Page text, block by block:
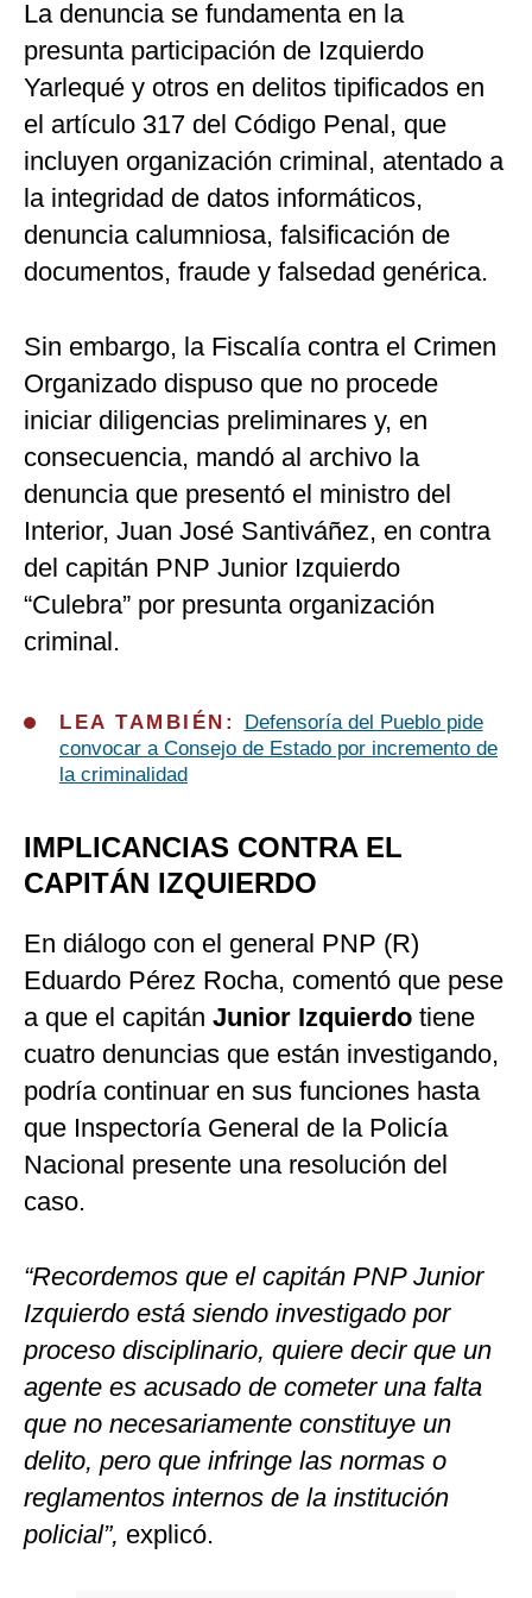
La denuncia se fundamenta en la
presunta participación de Izquierdo
Yarlequé y otros en delitos tipificados en
el artículo 317 del Código Penal, que
incluyen organización criminal, atentado a
la integridad de datos informáticos,
denuncia calumniosa, falsificación de
documentos, fraude y falsedad genérica.
Sin embargo, la Fiscalía contra el Crimen
Organizado dispuso que no procede
iniciar diligencias preliminares y, en
consecuencia, mandó al archivo la
denuncia que presentó el ministro del
Interior, Juan José Santiváñez, en contra
del capitán PNP Junior Izquierdo
“Culebra” por presunta organización
criminal.
LEA TAMBIÉN:
Defensoría del Pueblo pide
convocar a Consejo de Estado por incremento de
la criminalidad
IMPLICANCIAS CONTRA EL
CAPITÁN IZQUIERDO
En diálogo con el general PNP (R)
Eduardo Pérez Rocha, comentó que pese
a que el capitán Junior Izquierdo tiene
cuatro denuncias que están investigando,
podría continuar en sus funciones hasta
que Inspectoría General de la Policía
Nacional presente una resolución del
caso.
“Recordemos que el capitán PNP Junior
Izquierdo está siendo investigado por
proceso disciplinario, quiere decir que un
agente es acusado de cometer una falta
que no necesariamente constituye un
delito, pero que infringe las normas o
reglamentos internos de la institución
policial”, explicó.